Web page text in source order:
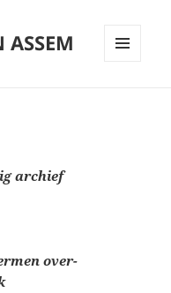
ASSEM
archief
over-